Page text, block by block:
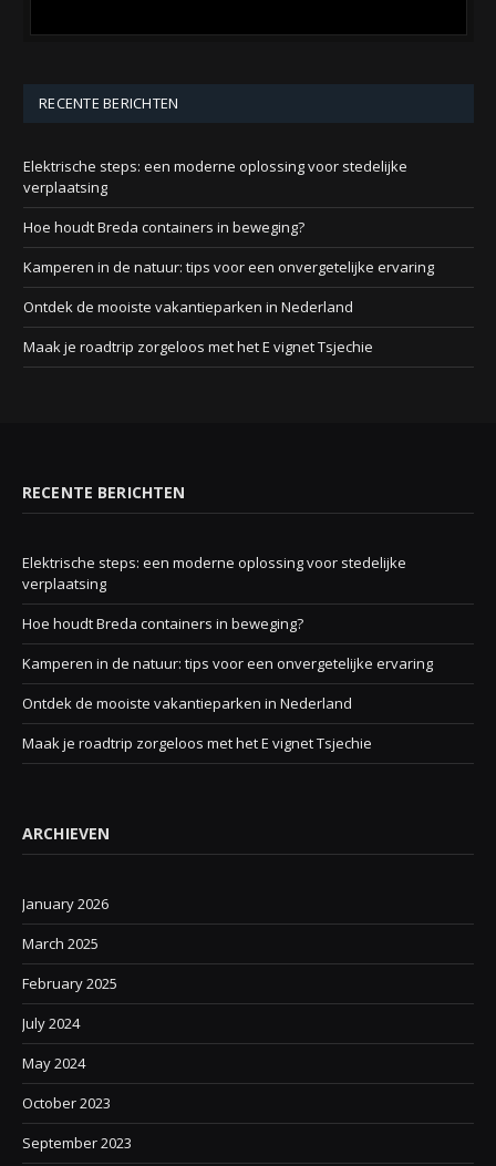
RECENTE BERICHTEN
Elektrische steps: een moderne oplossing voor stedelijke
verplaatsing
Hoe houdt Breda containers in beweging?
Kamperen in de natuur: tips voor een onvergetelijke ervaring
Ontdek de mooiste vakantieparken in Nederland
Maak je roadtrip zorgeloos met het E vignet Tsjechie
RECENTE BERICHTEN
Elektrische steps: een moderne oplossing voor stedelijke
verplaatsing
Hoe houdt Breda containers in beweging?
Kamperen in de natuur: tips voor een onvergetelijke ervaring
Ontdek de mooiste vakantieparken in Nederland
Maak je roadtrip zorgeloos met het E vignet Tsjechie
ARCHIEVEN
January 2026
March 2025
February 2025
July 2024
May 2024
October 2023
September 2023